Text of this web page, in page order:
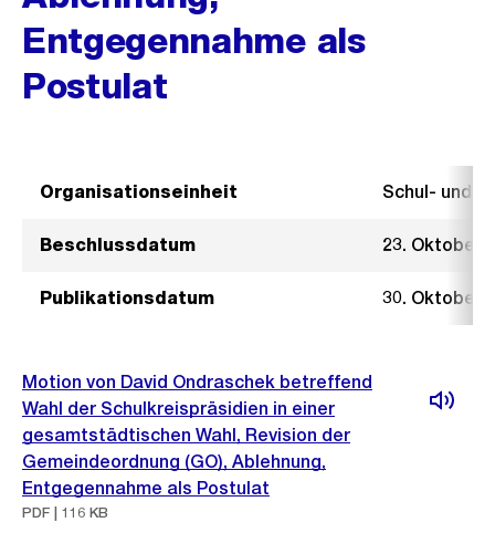
Entgegennahme als
Postulat
Organisationseinheit Schul- und
Beschlussdatum 23. Oktober
Publikationsdatum 30. Oktober
Motion von David Ondraschek betreffend
Wahl der Schulkreispräsidien in einer
gesamtstädtischen Wahl, Revision der
Gemeindeordnung (GO), Ablehnung,
Entgegennahme als Postulat
PDF | 116 KB